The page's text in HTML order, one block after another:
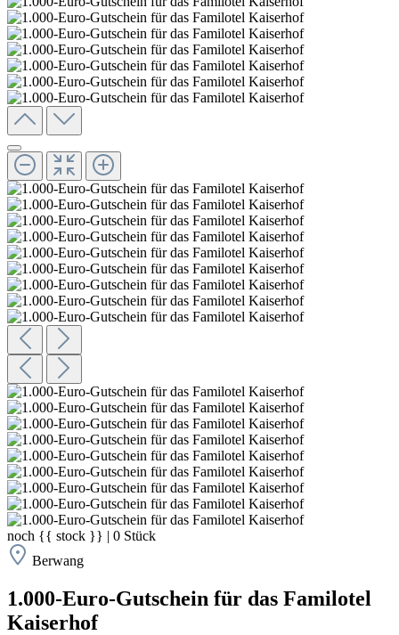
noch {{ stock }} | 0 Stück
Berwang
1.000-Euro-Gutschein für das Familotel
Kaiserhof